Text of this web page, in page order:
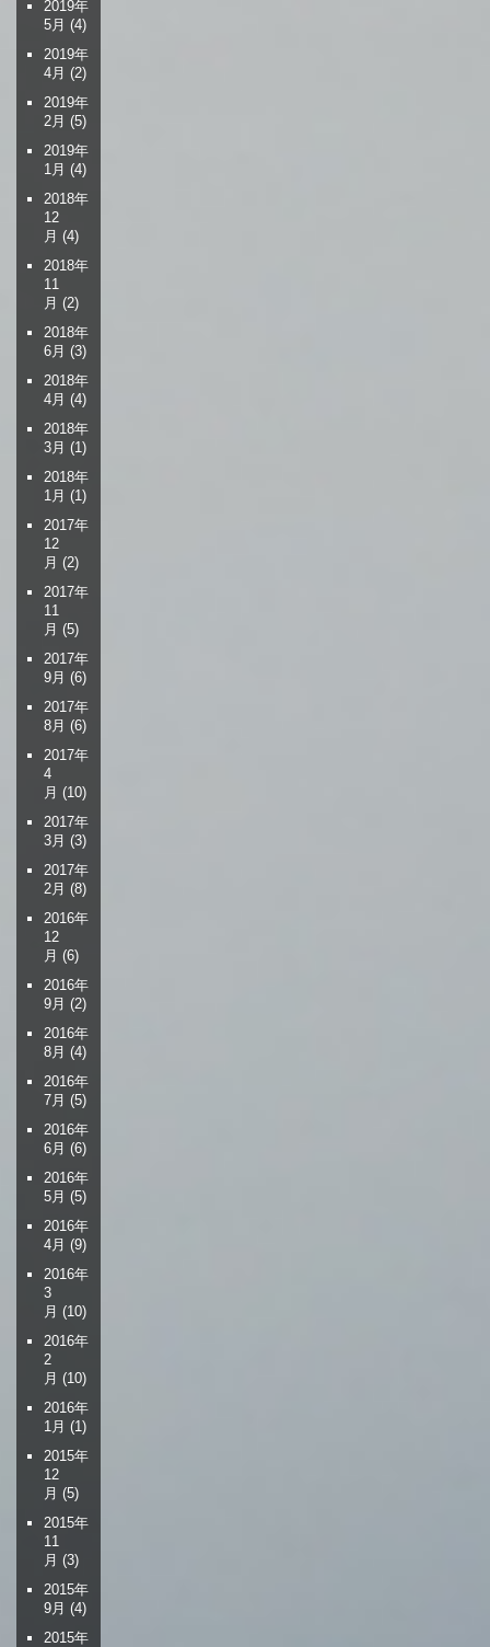
2019年
5月 (4)
2019年
4月 (2)
2019年
2月 (5)
2019年
1月 (4)
2018年
12
月 (4)
2018年
11
月 (2)
2018年
6月 (3)
2018年
4月 (4)
2018年
3月 (1)
2018年
1月 (1)
2017年
12
月 (2)
2017年
11
月 (5)
2017年
9月 (6)
2017年
8月 (6)
2017年
4
月 (10)
2017年
3月 (3)
2017年
2月 (8)
2016年
12
月 (6)
2016年
9月 (2)
2016年
8月 (4)
2016年
7月 (5)
2016年
6月 (6)
2016年
5月 (5)
2016年
4月 (9)
2016年
3
月 (10)
2016年
2
月 (10)
2016年
1月 (1)
2015年
12
月 (5)
2015年
11
月 (3)
2015年
9月 (4)
2015年